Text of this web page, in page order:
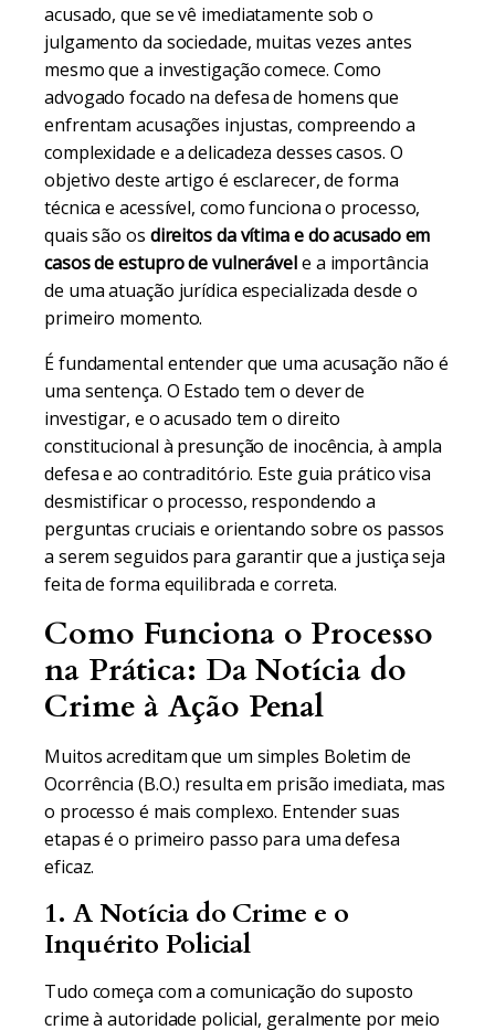
acusado, que se vê imediatamente sob o
julgamento da sociedade, muitas vezes antes
mesmo que a investigação comece. Como
advogado focado na defesa de homens que
enfrentam acusações injustas, compreendo a
complexidade e a delicadeza desses casos. O
objetivo deste artigo é esclarecer, de forma
técnica e acessível, como funciona o processo,
quais são os direitos da vítima e do acusado em
casos de estupro de vulnerávele a importância
de uma atuação jurídica especializada desde o
primeiro momento.
É fundamental entender que uma acusação não é
uma sentença. O Estado tem o dever de
investigar, e o acusado tem o direito
constitucional à presunção de inocência, à ampla
defesa e ao contraditório. Este guia prático visa
desmistificar o processo, respondendo a
perguntas cruciais e orientando sobre os passos
a serem seguidos para garantir que a justiça seja
feita de forma equilibrada e correta.
Como Funciona o Processo
na Prática: Da Notícia do
Crime à Ação Penal
Muitos acreditam que um simples Boletim de
Ocorrência (B.O.) resulta em prisão imediata, mas
o processo é mais complexo. Entender suas
etapas é o primeiro passo para uma defesa
eficaz.
1. A Notícia do Crime e o
Inquérito Policial
Tudo começa com a comunicação do suposto
crime à autoridade policial, geralmente por meio